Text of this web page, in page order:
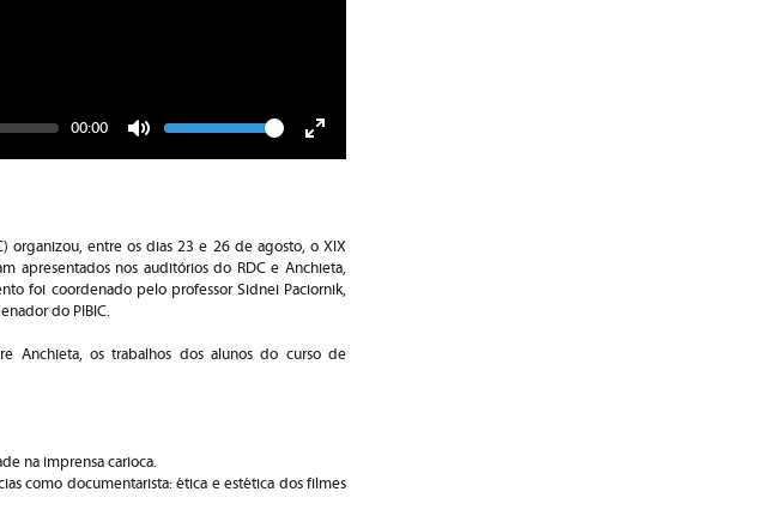
Current
00:00
Volume
organizou, entre os dias 23 e 26 de agosto, o XIX
apresentados nos auditórios do RDC e Anchieta,
foi coordenado pelo professor Sidnei Paciornik,
do PIBIC.
Anchieta, os trabalhos dos alunos do curso de
na imprensa carioca.
como documentarista: ética e estética dos filmes